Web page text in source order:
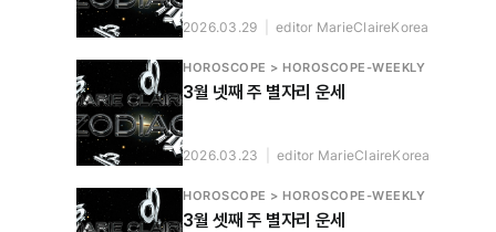
2026.03.29 editor MarieClaireKorea
HOROSCOPE > HOROSCOPE-WEEKLY
3월 넷째 주 별자리 운세
2026.03.23 editor MarieClaireKorea
HOROSCOPE > HOROSCOPE-WEEKLY
3월 셋째 주 별자리 운세